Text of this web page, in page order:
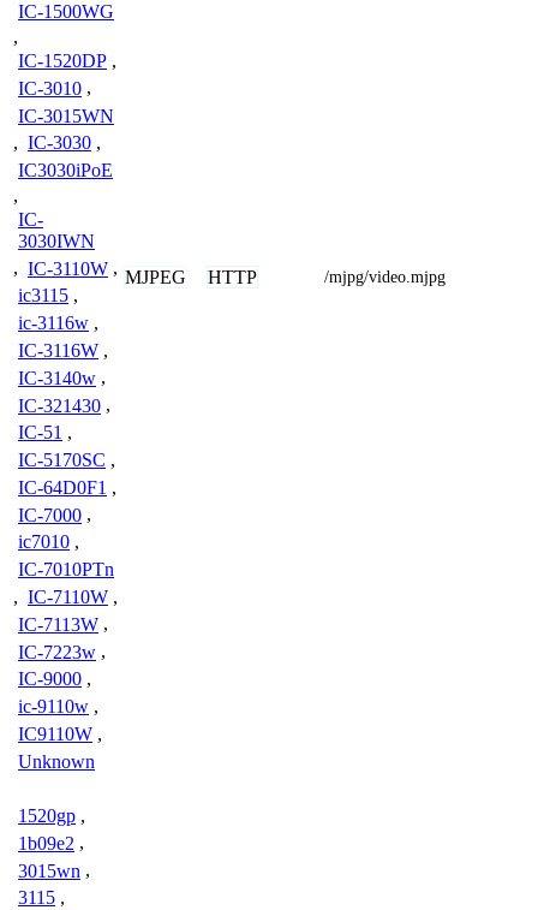
IC-1500WG
,
IC-1520DP ,
IC-3010 ,
IC-3015WN
, IC-3030 ,
IC3030iPoE
,
IC-
3030IWN
, IC-3110W ,
ic3115 ,
ic-3116w ,
IC-3116W ,
IC-3140w ,
IC-321430 ,
IC-51 ,
IC-5170SC ,
IC-64D0F1 ,
IC-7000 ,
ic7010 ,
IC-7010PTn
, IC-7110W ,
IC-7113W ,
IC-7223w ,
IC-9000 ,
ic-9110w ,
IC9110W ,
Unknown
MJPEG HTTP /mjpg/video.mjpg
1520gp ,
1b09e2 ,
3015wn ,
3115 ,